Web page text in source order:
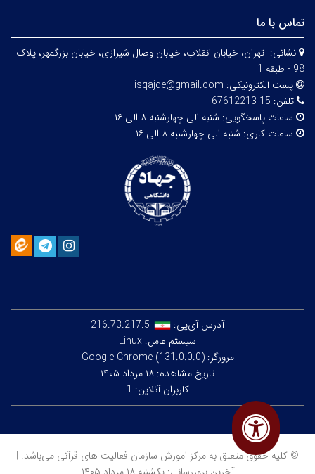
تماس با ما
نشانی: تهران، خيابان انقلاب، خيابان وصال شیرازی، خيابان بزرگمهر، پلاک
98 - طبقه 1
پست الکترونیکی: isqajde@gmail.com
تلفن: 15-67612213
ساعات پاسخگویی: شنبه الی چهارشنبه ۸ الی ۱۶
ساعات کاری: شنبه الی چهارشنبه ۸ الی ۱۶
آدرس آی‌پی:
216.73.217.5
سیستم عامل: Linux
مرورگر: Google Chrome (131.0.0.0)
تاریخ مشاهده: ۱۸ مرداد ۱۴۰۵
کاربران آنلاین: 1
© کلیه حقوق متعلق به مرکز اموزش سازمان فعالیت های قرآنی می‌باشد. |